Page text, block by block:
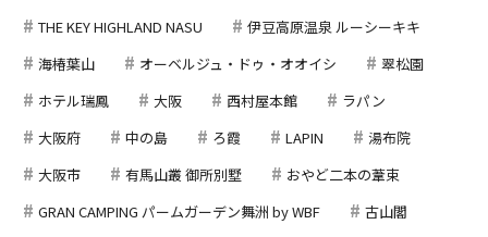
THE KEY HIGHLAND NASU
伊豆高原温泉 ルーシーキキ
海椿葉山
オーベルジュ・ドゥ・オオイシ
翠松園
ホテル瑞鳳
大阪 西村屋本館
ラパン
大阪府
中の島 ろ霞 LAPIN
湯布院
大阪市
有馬山叢 御所別墅
おやど二本の葦束
GRAN CAMPING パームガーデン舞洲 by WBF
古山閣